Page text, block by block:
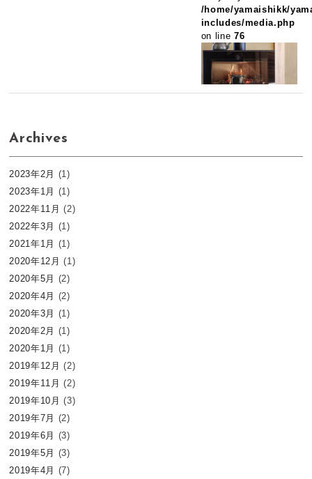
/home/yamaishikk/
includes/media.php
on line76
Archives
2023年2月 (1)
2023年1月 (1)
2022年11月 (2)
2022年3月 (1)
2021年1月 (1)
2020年12月 (1)
2020年5月 (2)
2020年4月 (2)
2020年3月 (1)
2020年2月 (1)
2020年1月 (1)
2019年12月 (2)
2019年11月 (2)
2019年10月 (3)
2019年7月 (2)
2019年6月 (3)
2019年5月 (3)
2019年4月 (7)